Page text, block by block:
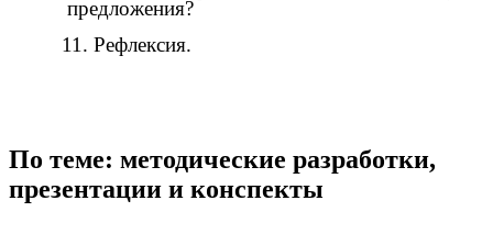
предложения?
11. Рефлексия.
По теме: методические разработки,
презентации и конспекты